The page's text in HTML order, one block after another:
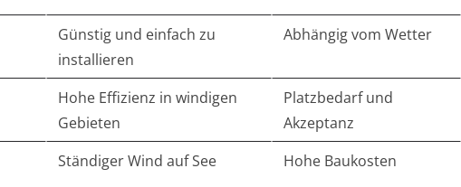
Günstig und einfach zu
installieren
Abhängig vom Wetter
Hohe Effizienz in windigen
Gebieten
Platzbedarf und
Akzeptanz
Ständiger Wind auf See Hohe Baukosten